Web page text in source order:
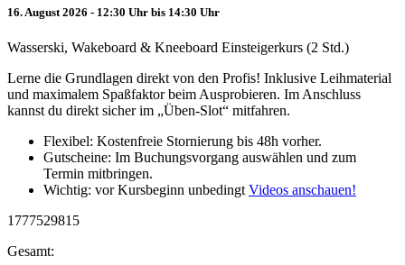
16. August 2026 - 12:30 Uhr bis 14:30 Uhr
Wasserski, Wakeboard & Kneeboard Einsteigerkurs (2 Std.)
Lerne die Grundlagen direkt von den Profis! Inklusive Leihmaterial
und maximalem Spaßfaktor beim Ausprobieren. Im Anschluss
kannst du direkt sicher im „Üben-Slot“ mitfahren.
Flexibel: Kostenfreie Stornierung bis 48h vorher.
Gutscheine: Im Buchungsvorgang auswählen und zum
Termin mitbringen.
Wichtig: vor Kursbeginn unbedingt Videos anschauen!
1777529815
Gesamt: